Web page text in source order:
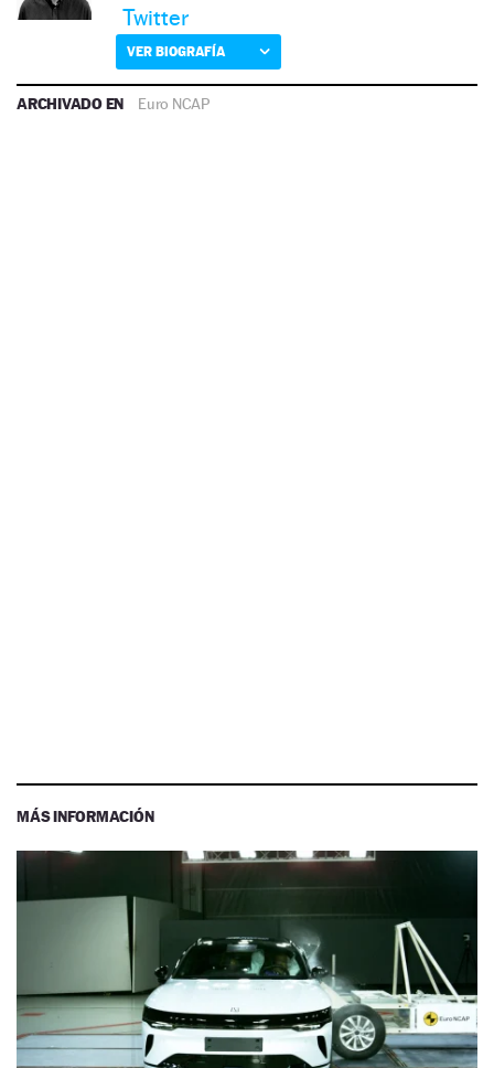
Twitter
VER BIOGRAFÍA
ARCHIVADO EN Euro NCAP
MÁS INFORMACIÓN